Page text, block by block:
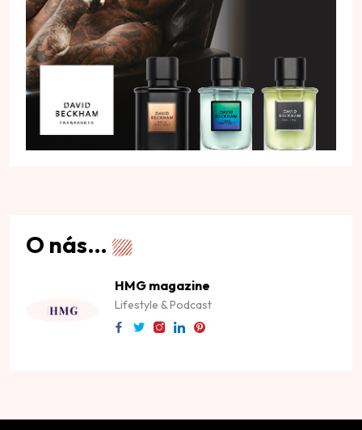
HMG magazine
Lifestyle & Podcast